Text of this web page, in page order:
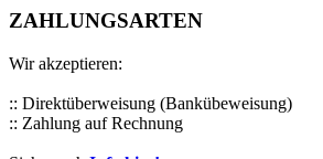
ZAHLUNGSARTEN
Wir akzeptieren:
:: Direktüberweisung (Bankübeweisung)
:: Zahlung auf Rechnung